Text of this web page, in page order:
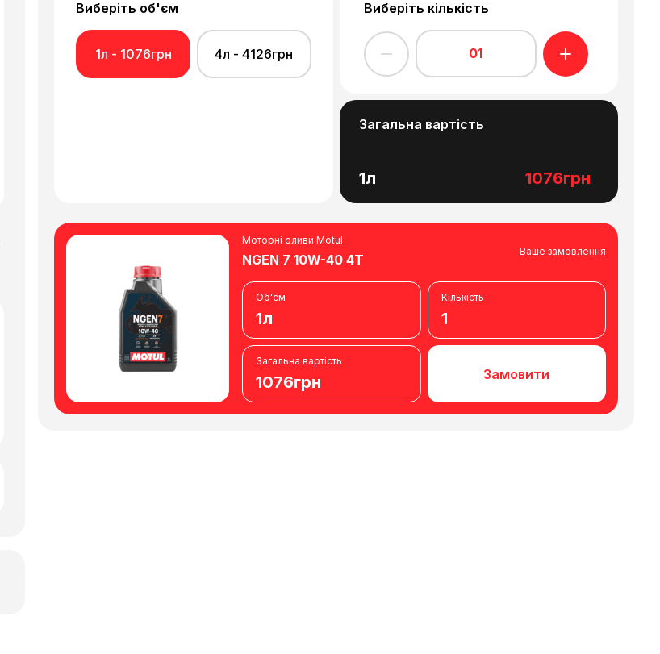
Виберіть об'єм
1л - 1076грн 4л - 4126грн
Виберіть кількість
01
Загальна вартість
1л 1076грн
Моторні оливи Motul
NGEN 7 10W-40 4T
Ваше замовлення
Об'єм
1л
Кількість
1
Загальна вартість
1076грн Замовити